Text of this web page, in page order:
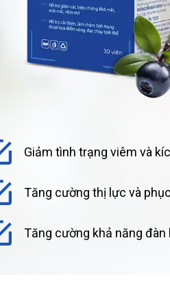
Giảm tình trạng viêm và
Tăng cường thị lực và
Tăng cường khả năng